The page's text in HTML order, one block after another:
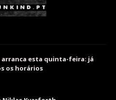
arranca esta quinta-feira: já
os horários